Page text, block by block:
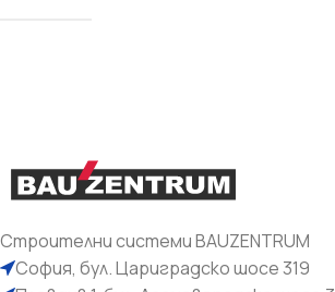
Строителни системи BAUZENTRUM
София, бул. Цариградско шосе 319